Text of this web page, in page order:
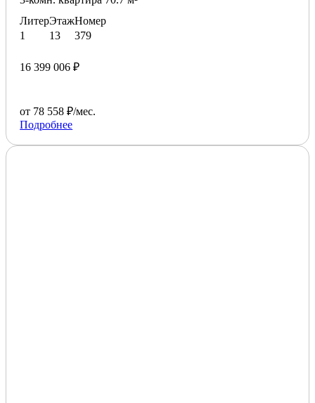
Литер
1
Этаж
13
Номер
379
16 399 006 ₽
от 78 558 ₽/мес.
Подробнее